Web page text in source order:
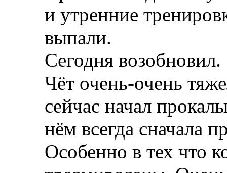
и утренние
выпали.
Сегодня возобновил.
Чёт очень-очень
сейчас начал
нём всегда сначала
Особенно в тех что